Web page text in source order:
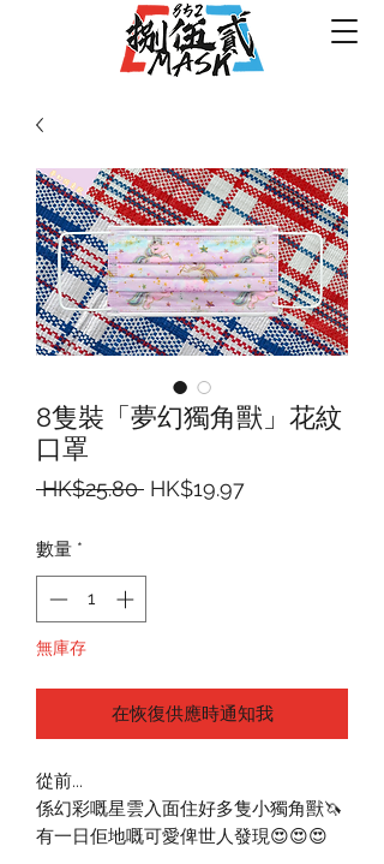
8隻裝「夢幻獨角獸」花紋
口罩
HK$25.80 一
格
HK$19.97促
數量 *
無庫存
在恢復供應時通知我
從前...
係幻彩嘅星雲入面住好多隻小獨角獸🦄
有一日佢地嘅可愛俾世人發現😍😍😍